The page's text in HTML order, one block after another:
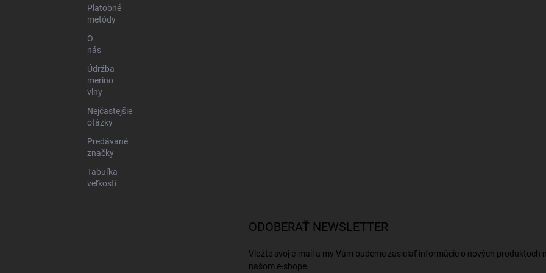
Platobné
metódy
O
nás
Údržba
merino
vlny
Nejčastejšie
otázky
Predávané
značky
Tabuľka
veľkostí
ODOBERAŤ NEWSLETTER
Vložte svoj e-mail a my Vám budeme zasielať informácie o nových produktoch
našom e-shope.